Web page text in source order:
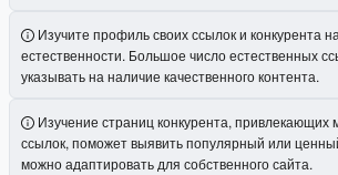
Изучите профиль своих ссылок и конкурента
естественности. Большое число естественных
указывать на наличие качественного контента.
Изучение страниц конкурента, привлекающих
ссылок, поможет выявить популярный или
можно адаптировать для собственного сайта.